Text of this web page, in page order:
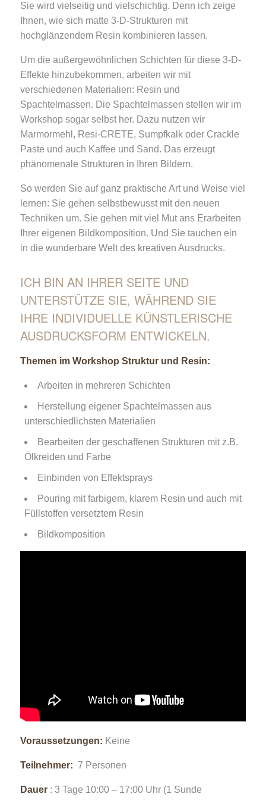
Sie wird vielseitig und vielschichtig. Denn ich zeige
Ihnen, wie sich matte 3-D-Strukturen mit
hochglänzendem Resin kombinieren lassen.
Um die außergewöhnlichen Schichten für diese 3-D-
Effekte hinzubekommen, arbeiten wir mit
verschiedenen Materialien: Resin und
Spachtelmassen. Die Spachtelmassen stellen wir im
Workshop sogar selbst her. Dazu nutzen wir
Marmormehl, Resi-CRETE, Sumpfkalk oder Crackle
Paste und auch Kaffee und Sand. Das erzeugt
phänomenale Strukturen in Ihren Bildern.
So werden Sie auf ganz praktische Art und Weise viel
lernen: Sie gehen selbstbewusst mit den neuen
Techniken um. Sie gehen mit viel Mut ans Erarbeiten
Ihrer eigenen Bildkomposition. Und Sie tauchen ein
in die wunderbare Welt des kreativen Ausdrucks.
ICH BIN AN IHRER SEITE UND
UNTERSTÜTZE SIE, WÄHREND SIE
IHRE INDIVIDUELLE KÜNSTLERISCHE
AUSDRUCKSFORM ENTWICKELN.
Themen im Workshop Struktur und Resin:
Arbeiten in mehreren Schichten
Herstellung eigener Spachtelmassen aus
unterschiedlichsten Materialien
Bearbeiten der geschaffenen Strukturen mit z.B.
Ölkreiden und Farbe
Einbinden von Effektsprays
Pouring mit farbigem, klarem Resin und auch mit
Füllstoffen versetztem Resin
Bildkomposition
Voraussetzungen: Keine
Teilnehmer: 7 Personen
Dauer : 3 Tage 10:00 – 17:00 Uhr (1 Sunde